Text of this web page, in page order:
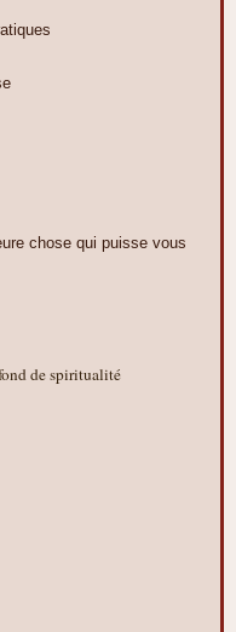
chose qui puisse vous
de spiritualité